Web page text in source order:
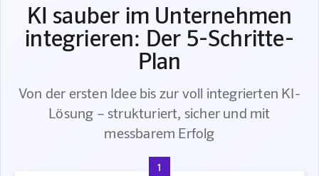
KI sauber im Unternehmen
integrieren: Der 5-Schritte-
Plan
Von der ersten Idee bis zur voll integrierten KI-
Lösung – strukturiert, sicher und mit
messbarem Erfolg
1